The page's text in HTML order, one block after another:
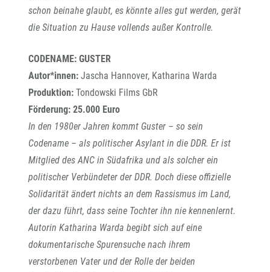
schon beinahe glaubt, es könnte alles gut werden, gerät
die Situation zu Hause vollends außer Kontrolle.
CODENAME: GUSTER
Autor*innen: Jascha Hannover, Katharina Warda
Produktion: Tondowski Films GbR
Förderung: 25.000 Euro
In den 1980er Jahren kommt Guster – so sein
Codename – als politischer Asylant in die DDR. Er ist
Mitglied des ANC in Südafrika und als solcher ein
politischer Verbündeter der DDR. Doch diese offizielle
Solidarität ändert nichts an dem Rassismus im Land,
der dazu führt, dass seine Tochter ihn nie kennenlernt.
Autorin Katharina Warda begibt sich auf eine
dokumentarische Spurensuche nach ihrem
verstorbenen Vater und der Rolle der beiden